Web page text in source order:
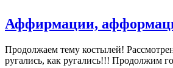
Аффирмации,
Продолжаем тему костылей!
ругались, как ругались!!! Продолжим